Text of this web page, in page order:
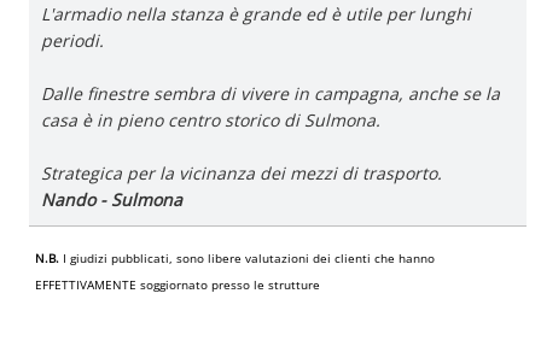
L'armadio nella stanza è grande ed è utile per lunghi
periodi.
Dalle finestre sembra di vivere in campagna, anche se la
casa è in pieno centro storico di Sulmona.
Strategica per la vicinanza dei mezzi di trasporto.
Nando - Sulmona
N.B. I giudizi pubblicati, sono libere valutazioni dei clienti che hanno
EFFETTIVAMENTE soggiornato presso le strutture